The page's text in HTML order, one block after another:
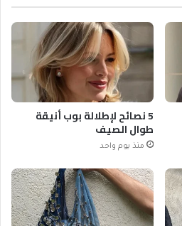
5 نصائح لإطلالة بوب أنيقة
طوال الصيف
منذ يوم واحد